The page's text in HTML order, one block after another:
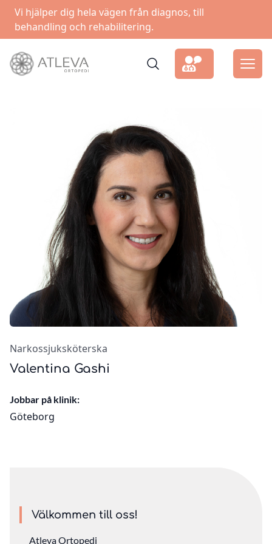
Vi hjälper dig hela vägen från diagnos, till
behandling och rehabilitering.
Narkossjuksköterska
Valentina Gashi
Jobbar på klinik:
Göteborg
Välkommen till oss!
Atleva Ortopedi